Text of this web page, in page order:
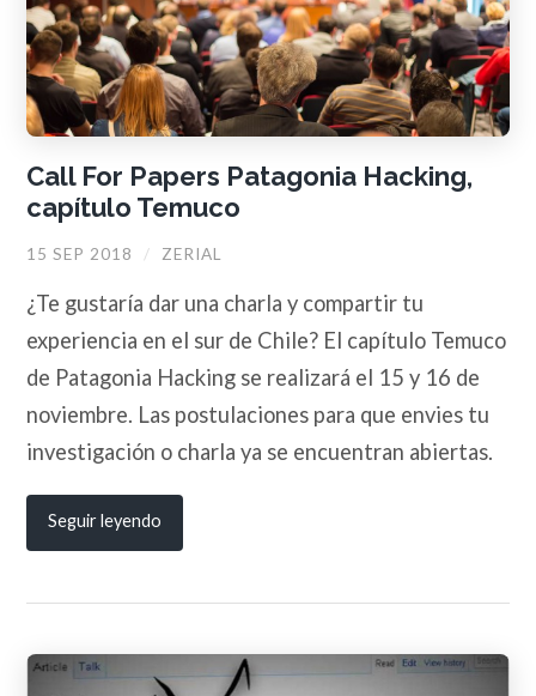
Call For Papers Patagonia Hacking,
capítulo Temuco
15 SEP 2018 / ZERIAL
¿Te gustaría dar una charla y compartir tu
experiencia en el sur de Chile? El capítulo Temuco
de Patagonia Hacking se realizará el 15 y 16 de
noviembre. Las postulaciones para que envies tu
investigación o charla ya se encuentran abiertas.
Seguir leyendo